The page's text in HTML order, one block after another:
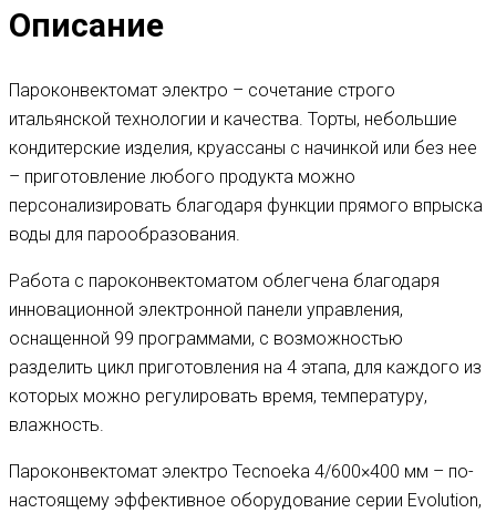
Описание
Пароконвектомат электро – сочетание строго
итальянской технологии и качества. Торты, небольшие
кондитерские изделия, круассаны с начинкой или без нее
– приготовление любого продукта можно
персонализировать благодаря функции прямого впрыска
воды для парообразования.
Работа с пароконвектоматом облегчена благодаря
инновационной электронной панели управления,
оснащенной 99 программами, с возможностью
разделить цикл приготовления на 4 этапа, для каждого из
которых можно регулировать время, температуру,
влажность.
Пароконвектомат электро Tecnoeka 4/600×400 мм – по-
настоящему эффективное оборудование серии Evolution,